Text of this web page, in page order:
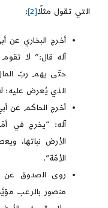
التي تقول مثلًا[2]
:
أخرج البخاري عن
آله قال:” لا
حتّى يهم ربّ
الذي يُعرض عليه:
أخرج الحاكم عن
آله: “يخرج في
الأرض نباتها،
الأمّة”.
روى الصدوق عن
منصور بالرعب